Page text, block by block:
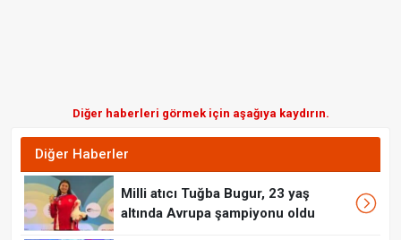
Diğer haberleri görmek için aşağıya kaydırın.
Diğer Haberler
Milli atıcı Tuğba Bugur, 23 yaş
altında Avrupa şampiyonu oldu